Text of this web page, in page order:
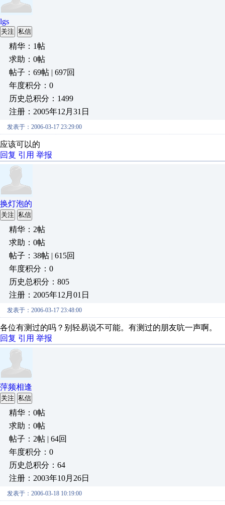
lgs
关注 私信
精华：1帖
求助：0帖
帖子：69帖 | 697回
年度积分：0
历史总积分：1499
注册：2005年12月31日
发表于：2006-03-17 23:29:00
应该可以的
回复 引用 举报
换灯泡的
关注 私信
精华：2帖
求助：0帖
帖子：38帖 | 615回
年度积分：0
历史总积分：805
注册：2005年12月01日
发表于：2006-03-17 23:48:00
各位有测过的吗？别轻易说不可能。有测过的朋友吭一声啊。
回复 引用 举报
萍频相逢
关注 私信
精华：0帖
求助：0帖
帖子：2帖 | 64回
年度积分：0
历史总积分：64
注册：2003年10月26日
发表于：2006-03-18 10:19:00